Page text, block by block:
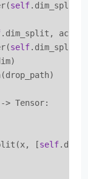
self.dim_split)
.dim_split,
self.dim_split)
Tensor:
[
self